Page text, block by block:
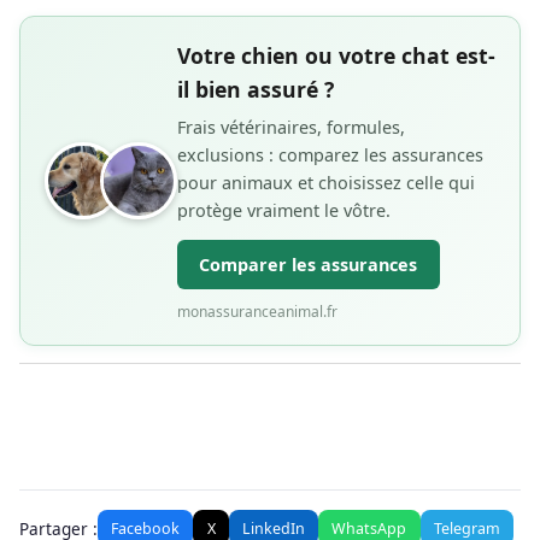
Votre chien ou votre chat est-
il bien assuré ?
Frais vétérinaires, formules,
exclusions : comparez les assurances
pour animaux et choisissez celle qui
protège vraiment le vôtre.
Comparer les assurances
monassuranceanimal.fr
Partager : Facebook X LinkedIn WhatsApp Telegram